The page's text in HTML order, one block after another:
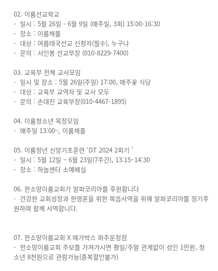
02. 이룸선교학교
- 일시 : 5월 26일 - 6월 9일 (매주일, 3회) 15:00-16:30
- 장소 : 이룸채플
- 대상 : 여름태국선교 신청자(필수), 누구나
- 문의 : 서인봉 선교부장 (010-8229-7400)
03. 교육부 전체 교사모임
- 일시 및 장소 : 5월 26일(주일) 17:00, 메주꽃 식당
- 대상 : 교육부 교역자 및 교사 모두
- 문의 : 손대진 교육부장(010-4467-1895)
04. 이룸청소년 목장모임
- 매주일 13:00~, 이룸채플
05. 이룸청년 신앙기초훈련 ‘DT 2024 2회기 ’
- 일시 : 5월 12일 ~ 6월 23일(7주간), 13:15~14:30
- 장소 : 하늘센터 소예배실
06. 한소망이룸교회가 알파코리아를 후원합니다
- 건강한 교회성장과 한영혼을 위한 복음사역을 위해 알파코리아를 정기후
원하며 함께 사역합니다.
07. 한소망이룸교회 X 메가박스 파주운정점
- 한소망이룸교회 주보를 가져가시면 평일/주말 관계없이 성인 1만원, 청
소년 8천원으로 관람가능(중복할인불가)